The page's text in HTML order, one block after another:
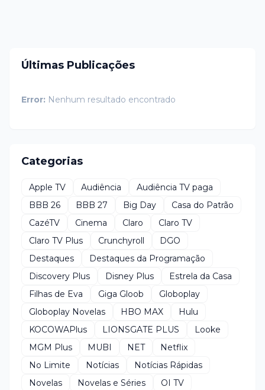
Últimas Publicações
Error: Nenhum resultado encontrado
Categorias
Apple TV Audiência
Audiência TV paga
BBB 26
BBB 27 Big Day
Casa do Patrão
CazéTV
Cinema Claro
Claro TV
Claro TV Plus
Crunchyroll
DGO
Destaques
Destaques da Programação
Discovery Plus
Disney Plus
Estrela da Casa
Filhas de Eva
Giga Gloob
Globoplay
Globoplay Novelas
HBO MAX
Hulu
KOCOWAPlus
LIONSGATE PLUS
Looke
MGM Plus
MUBI NET
Netflix
No Limite
Notícias
Notícias Rápidas
Novelas
Novelas e Séries
OI TV